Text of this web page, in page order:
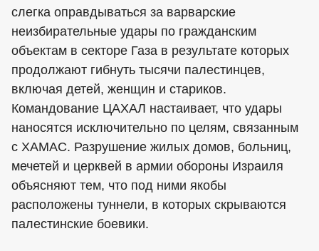
слегка оправдываться за варварские
неизбирательные удары по гражданским
объектам в секторе Газа в результате которых
продолжают гибнуть тысячи палестинцев,
включая детей, женщин и стариков.
Командование ЦАХАЛ настаивает, что удары
наносятся исключительно по целям, связанным
с ХАМАС. Разрушение жилых домов, больниц,
мечетей и церквей в армии обороны Израиля
объясняют тем, что под ними якобы
расположены туннели, в которых скрываются
палестинские боевики.